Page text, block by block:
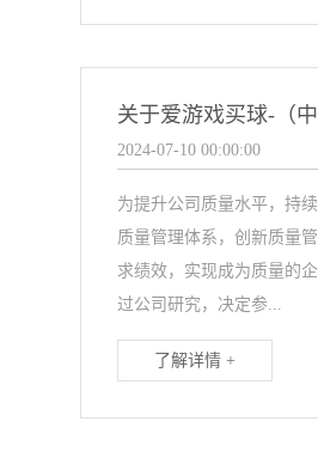
2024-07-10 00:00:00
为提升公司质量水平，持
质量管理体系，创新质量
求绩效，实现成为质量的
过公司研究，决定参...
了解详情 +